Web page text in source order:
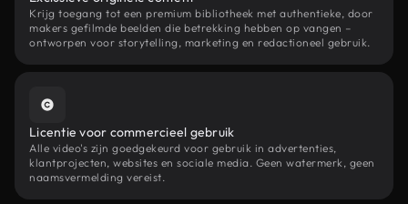
Krijg toegang tot een premium bibliotheek met authentieke, door
makers gefilmde beelden die betrekking hebben op vangen –
ontworpen voor storytelling, marketing en redactioneel gebruik.
Licentie voor commercieel gebruik
Alle video's zijn goedgekeurd voor gebruik in advertenties,
klantprojecten, websites en sociale media. Geen watermerk, geen
naamsvermelding vereist.